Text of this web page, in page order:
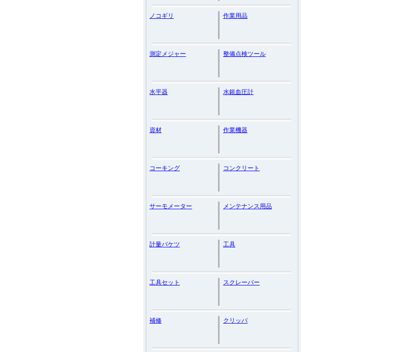
ノコギリ 作業用品
測定メジャー 整備点検ツール
水平器 水銀血圧計
資材 作業機器
コーキング コンクリート
サーモメーター メンテナンス用品
計量バケツ 工具
工具セット スクレーパー
補修 クリッパ